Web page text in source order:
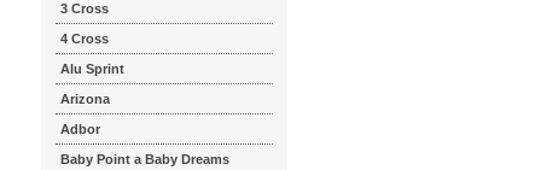
3 Cross
4 Cross
Alu Sprint
Arizona
Adbor
Baby Point a Baby Dreams